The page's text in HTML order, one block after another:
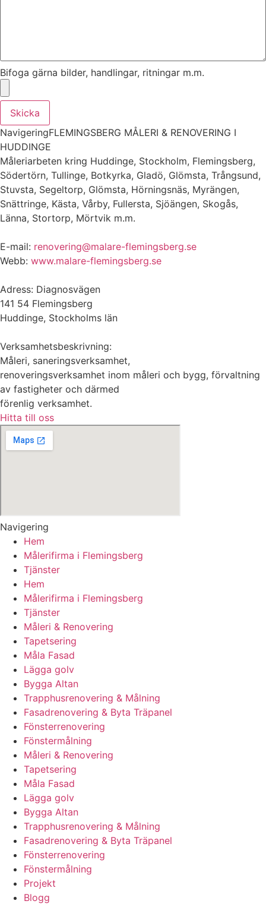
Bifoga gärna bilder, handlingar, ritningar m.m.
Skicka
NavigeringFLEMINGSBERG MÅLERI & RENOVERING I
HUDDINGE
Måleriarbeten kring Huddinge, Stockholm, Flemingsberg,
Södertörn, Tullinge, Botkyrka, Gladö, Glömsta, Trångsund,
Stuvsta, Segeltorp, Glömsta, Hörningsnäs, Myrängen,
Snättringe, Kästa, Vårby, Fullersta, Sjöängen, Skogås,
Länna, Stortorp, Mörtvik m.m.
E-mail: renovering@malare-flemingsberg.se
Webb: www.malare-flemingsberg.se
Adress: Diagnosvägen
141 54 Flemingsberg
Huddinge, Stockholms län
Verksamhetsbeskrivning:
Måleri, saneringsverksamhet,
renoveringsverksamhet inom måleri och bygg, förvaltning
av fastigheter och därmed
förenlig verksamhet.
Hitta till oss
Navigering
Hem
Målerifirma i Flemingsberg
Tjänster
Hem
Målerifirma i Flemingsberg
Tjänster
Måleri & Renovering
Tapetsering
Måla Fasad
Lägga golv
Bygga Altan
Trapphusrenovering & Målning
Fasadrenovering & Byta Träpanel
Fönsterrenovering
Fönstermålning
Måleri & Renovering
Tapetsering
Måla Fasad
Lägga golv
Bygga Altan
Trapphusrenovering & Målning
Fasadrenovering & Byta Träpanel
Fönsterrenovering
Fönstermålning
Projekt
Blogg